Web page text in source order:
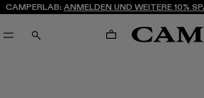
CAMPERLAB: ANMELDEN UND WEITERE 10%
SUCHEN WARENKORB